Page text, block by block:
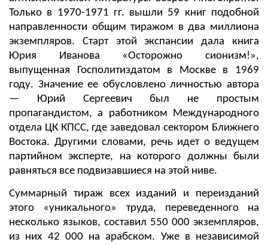
Только в 1970-1971 гг. вышли 59 книг подобной
направленности общим тиражом в два миллиона
экземпляров. Старт этой экспансии дала книга
Юрия Иванова «Осторожно сионизм!»,
выпущенная Госполитиздатом в Москве в 1969
году. Значение ее обусловлено личностью автора
— Юрий Сергеевич был не простым
пропагандистом, а работником Международного
отдела ЦК КПСС, где заведовал сектором Ближнего
Востока. Другими словами, речь идет о ведущем
партийном эксперте, на которого должны были
равняться все подвизавшиеся на этой ниве.
Суммарный тираж всех изданий и переизданий
этого «уникального» труда, переведенного на
несколько языков, составил 550 000 экземпляров,
из них 42 000 на арабском. Уже в независимой